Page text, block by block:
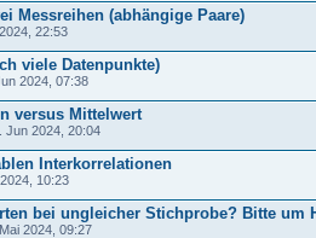
Messreihen (abhängige Paare)
22:53
viele Datenpunkte)
2024, 07:38
versus Mittelwert
Jun 2024, 20:04
Interkorrelationen
10:23
bei ungleicher Stichprobe? Bitte um
2024, 09:27